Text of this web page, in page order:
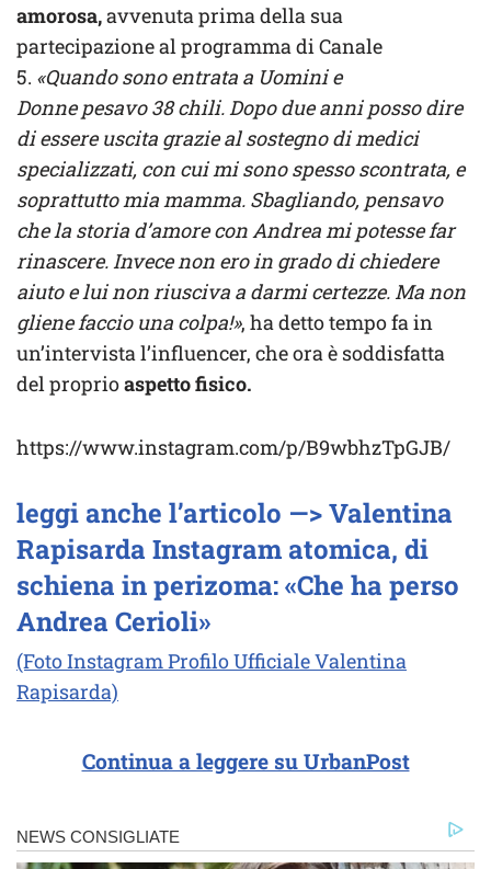
amorosa,avvenuta prima della sua
partecipazione al programma di Canale
5. «Quando sono entrata a Uomini e
Donne pesavo 38 chili. Dopo due anni posso dire
di essere uscita grazie al sostegno di medici
specializzati, con cui mi sono spesso scontrata, e
soprattutto mia mamma. Sbagliando, pensavo
che la storia d’amore con Andrea mi potesse far
rinascere. Invece non ero in grado di chiedere
aiuto e lui non riusciva a darmi certezze. Ma non
gliene faccio una colpa!», ha detto tempo fa in
un’intervista l’influencer, che ora è soddisfatta
del proprioaspetto fisico.
https://www.instagram.com/p/B9wbhzTpGJB/
leggi anche l’articolo —> Valentina
Rapisarda Instagram atomica, di
schiena in perizoma: «Che ha perso
Andrea Cerioli»
(Foto Instagram Profilo Ufficiale Valentina
Rapisarda)
Continua a leggere su UrbanPost